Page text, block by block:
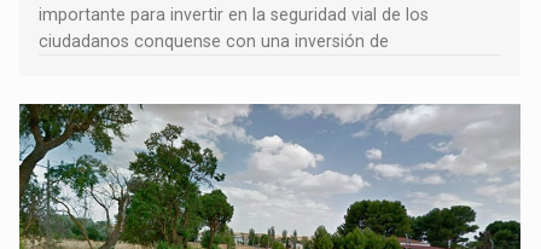
importante para invertir en la seguridad vial de los
ciudadanos conquense con una inversión de